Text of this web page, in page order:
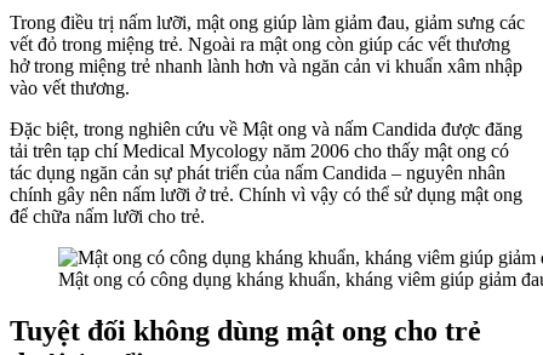
Trong điều trị nấm lưỡi, mật ong giúp làm giảm đau, giảm sưng các
vết đỏ trong miệng trẻ. Ngoài ra mật ong còn giúp các vết thương
hở trong miệng trẻ nhanh lành hơn và ngăn cản vi khuẩn xâm nhập
vào vết thương.
Đặc biệt, trong nghiên cứu về Mật ong và nấm Candida được đăng
tải trên tạp chí Medical Mycology năm 2006 cho thấy mật ong có
tác dụng ngăn cản sự phát triển của nấm Candida – nguyên nhân
chính gây nên nấm lưỡi ở trẻ. Chính vì vậy có thể sử dụng mật ong
để chữa nấm lưỡi cho trẻ.
Mật ong có công dụng kháng khuẩn, kháng viêm giúp giảm
Tuyệt đối không dùng mật ong cho trẻ